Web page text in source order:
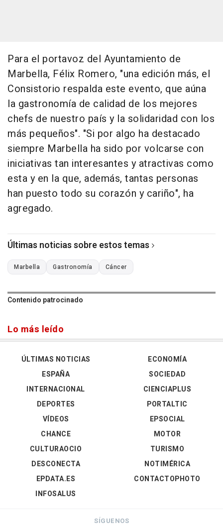
Para el portavoz del Ayuntamiento de
Marbella, Félix Romero, "una edición más, el
Consistorio respalda este evento, que aúna
la gastronomía de calidad de los mejores
chefs de nuestro país y la solidaridad con los
más pequeños". "Si por algo ha destacado
siempre Marbella ha sido por volcarse con
iniciativas tan interesantes y atractivas como
esta y en la que, además, tantas personas
han puesto todo su corazón y cariño", ha
agregado.
Últimas noticias sobre estos temas
Marbella Gastronomía Cáncer
Contenido patrocinado
Lo más leído
ÚLTIMAS NOTICIAS
ESPAÑA
INTERNACIONAL
DEPORTES
VÍDEOS
ECONOMÍA
SOCIEDAD
CIENCIAPLUS
PORTALTIC
EPSOCIAL
CHANCE
CULTURAOCIO
DESCONECTA
EPDATA.ES
INFOSALUS
MOTOR
TURISMO
NOTIMÉRICA
CONTACTOPHOTO
SÍGUENOS